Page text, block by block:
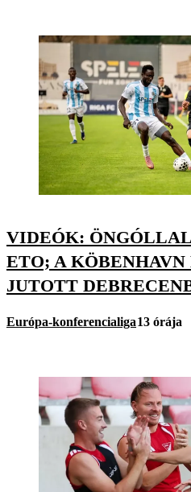
VIDEÓK:
ETO; A
JUTOTT
Európa-konferencialiga13 órája